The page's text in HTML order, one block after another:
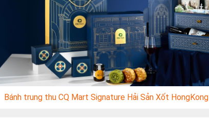
Bánh trung thu CQ Mart Signature Hải Sản Xốt HongKong